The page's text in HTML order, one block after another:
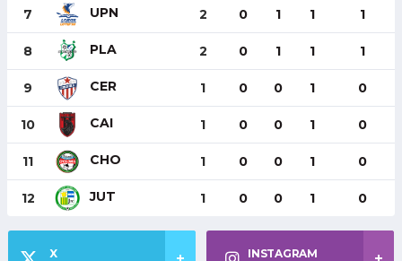
7 UPN 2 0 1 1 1
8 PLA 2 0 1 1 1
9 CER 1 0 0 1 0
10 CAI 1 0 0 1 0
11 CHO 1 0 0 1 0
12 JUT 1 0 0 1 0
X INSTAGRAM